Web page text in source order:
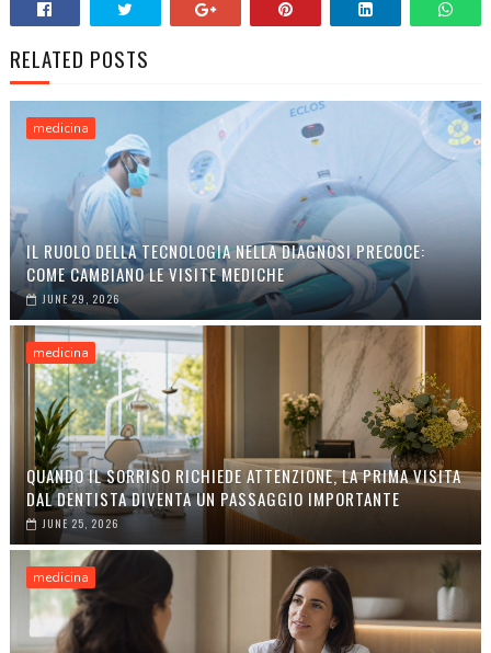
RELATED POSTS
medicina
IL RUOLO DELLA TECNOLOGIA NELLA DIAGNOSI PRECOCE:
COME CAMBIANO LE VISITE MEDICHE
JUNE 29, 2026
medicina
QUANDO IL SORRISO RICHIEDE ATTENZIONE, LA PRIMA VISITA
DAL DENTISTA DIVENTA UN PASSAGGIO IMPORTANTE
JUNE 25, 2026
medicina